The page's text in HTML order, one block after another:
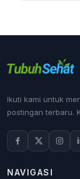
Ikuti kami untuk
postingan terbaru.
NAVIGASI